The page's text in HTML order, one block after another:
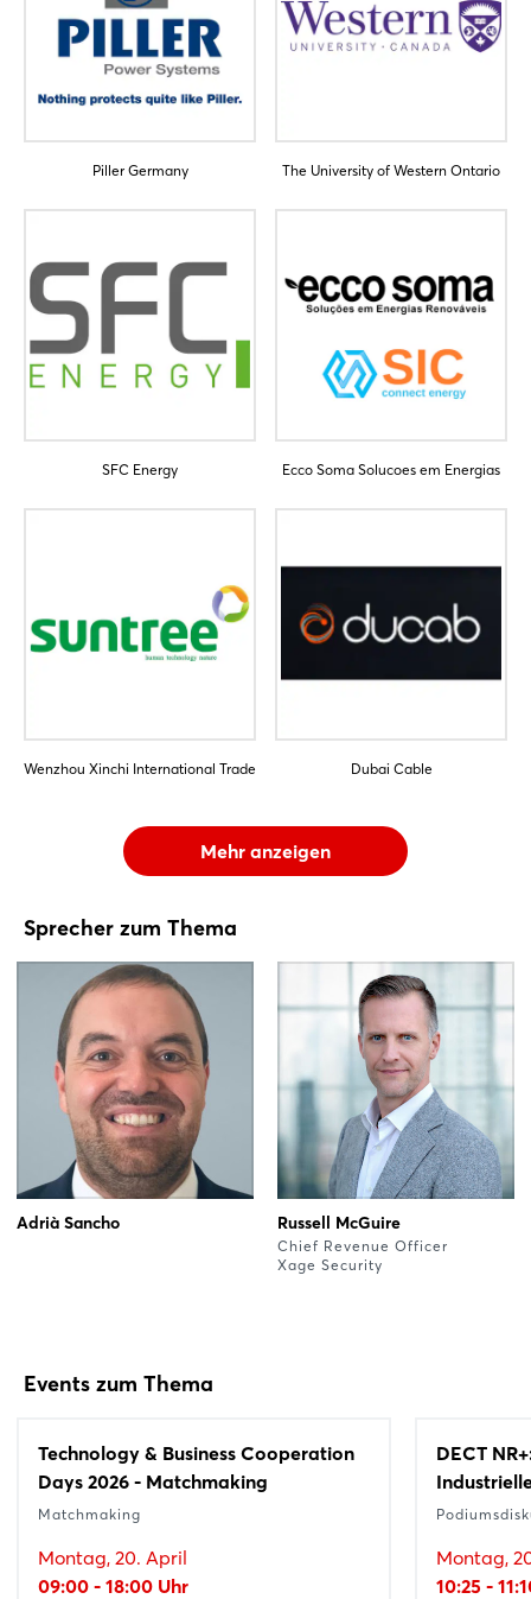
Piller Germany The University of Western Ontario
SFC Energy Ecco Soma Solucoes em Energias
Wenzhou Xinchi International Trade Dubai Cable
Mehr anzeigen
Sprecher zum Thema
Adrià Sancho Russell McGuire
Chief Revenue Officer
Xage Security
Events zum Thema
Technology & Business Cooperation
Days 2026 - Matchmaking
Matchmaking
Montag, 20. April
09:00 - 18:00 Uhr
DECT
Montag,
10:25 -
Login
Einloggen
Passwort vergessen?
Jetzt registrieren